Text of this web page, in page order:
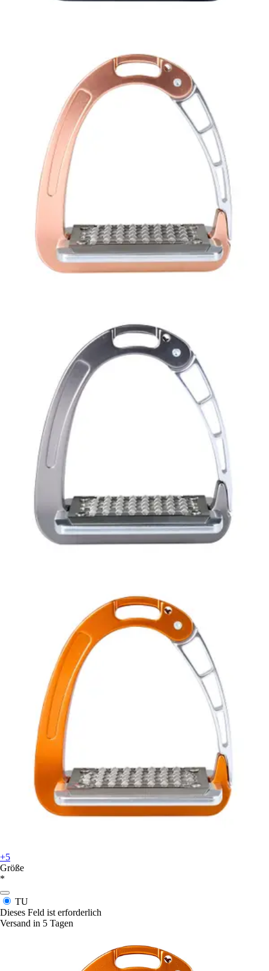
+5
Größe
*
TU
Dieses Feld ist erforderlich
Versand in 5 Tagen